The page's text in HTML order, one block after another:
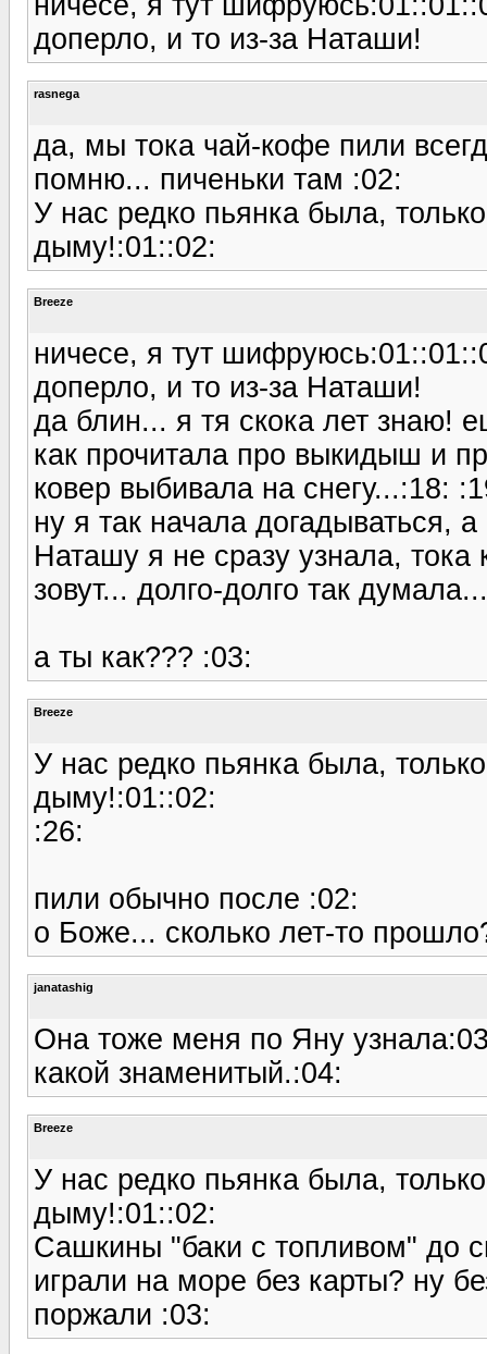
доперло, и то из-за Наташи!
rasnega
да, мы тока чай-кофе пили
помню... пиченьки там :02:
У нас редко пьянка была,
дыму!:01::02:
Breeze
ничесе, я тут
доперло, и то из-за Наташи!
да блин... я тя скока лет знаю!
как прочитала про выкидыш и
ковер выбивала на снегу...:18:
ну я так начала догадываться,
Наташу я не сразу узнала,
зовут... долго-долго так
а ты как??? :03:
Breeze
У нас редко пьянка была,
дыму!:01::02:
:26:
пили обычно после :02:
о Боже... сколько лет-то
janatashig
Она тоже меня по Яну
какой знаменитый.:04:
Breeze
У нас редко пьянка была,
дыму!:01::02:
Сашкины "баки с топливом" до
играли на море без карты? ну
поржали :03: